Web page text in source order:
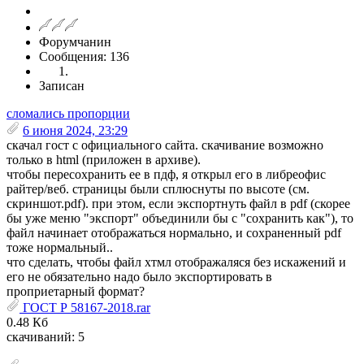
Форумчанин
Сообщения: 136
Записан
сломались пропорции
6 июня 2024, 23:29
скачал гост с официального сайта. скачивание возможно
только в html (приложен в архиве).
чтобы пересохранить ее в пдф, я открыл его в либреофис
райтер/веб. страницы были сплюснуты по высоте (см.
скриншот.pdf). при этом, если экспортнуть файл в pdf (скорее
бы уже меню "экспорт" объединили бы с "сохранить как"), то
файл начинает отображаться нормально, и сохраненный pdf
тоже нормальный..
что сделать, чтобы файл хтмл отображаляся без искажений и
его не обязательно надо было экспортировать в
проприетарный формат?
ГОСТ Р 58167-2018.rar
0.48 Кб
скачиваний: 5